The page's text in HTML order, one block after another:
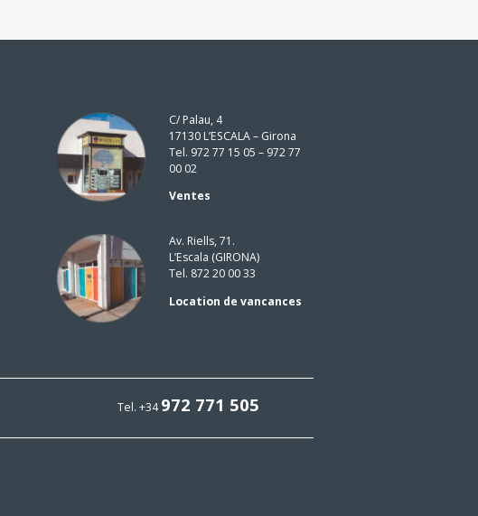
C/ Palau, 4
17130 L’ESCALA – Girona
Tel. 972 77 15 05 – 972 77
00 02
Ventes
Av. Riells, 71.
L’Escala (GIRONA)
Tel. 872 20 00 33
Location de vancances
Tel. +34972 771 505